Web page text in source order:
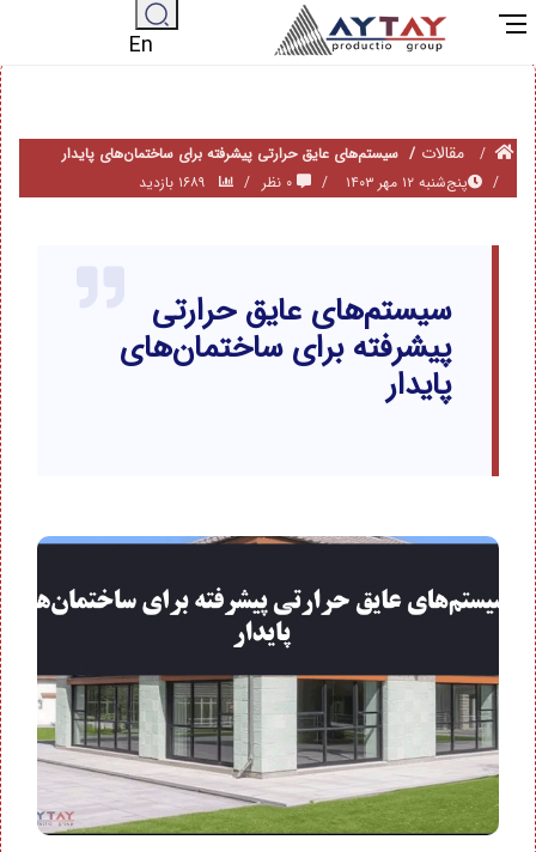
En
مقالات
سیستم‌های عایق حرارتی پیشرفته برای ساختمان‌های پایدار
پنج‌شنبه ۱۲ مهر ۱۴۰۳
سیستم‌های عایق حرارتی
پیشرفته برای ساختمان‌های
پایدار